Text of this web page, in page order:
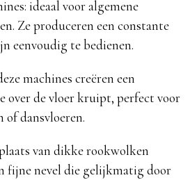
ideaal voor algemene
Ze produceren een constante
eenvoudig te bedienen.
machines creëren een
over de vloer kruipt, perfect voor
of dansvloeren.
van dikke rookwolken
fijne nevel die gelijkmatig door